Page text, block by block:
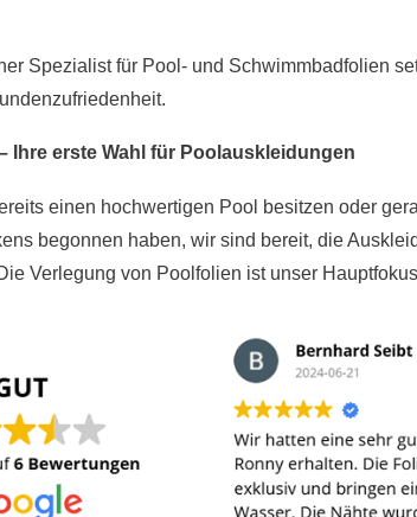
Spezialist für Pool- und Schwimmbadfolien
Ihre erste Wahl für Poolauskleidungen
einen hochwertigen Pool besitzen oder
begonnen haben, wir sind bereit, die
Verlegung von Poolfolien ist unser